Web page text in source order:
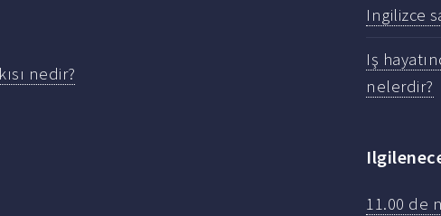
nedir?
Ingilizce
Iş
nelerdir?
11.00 de